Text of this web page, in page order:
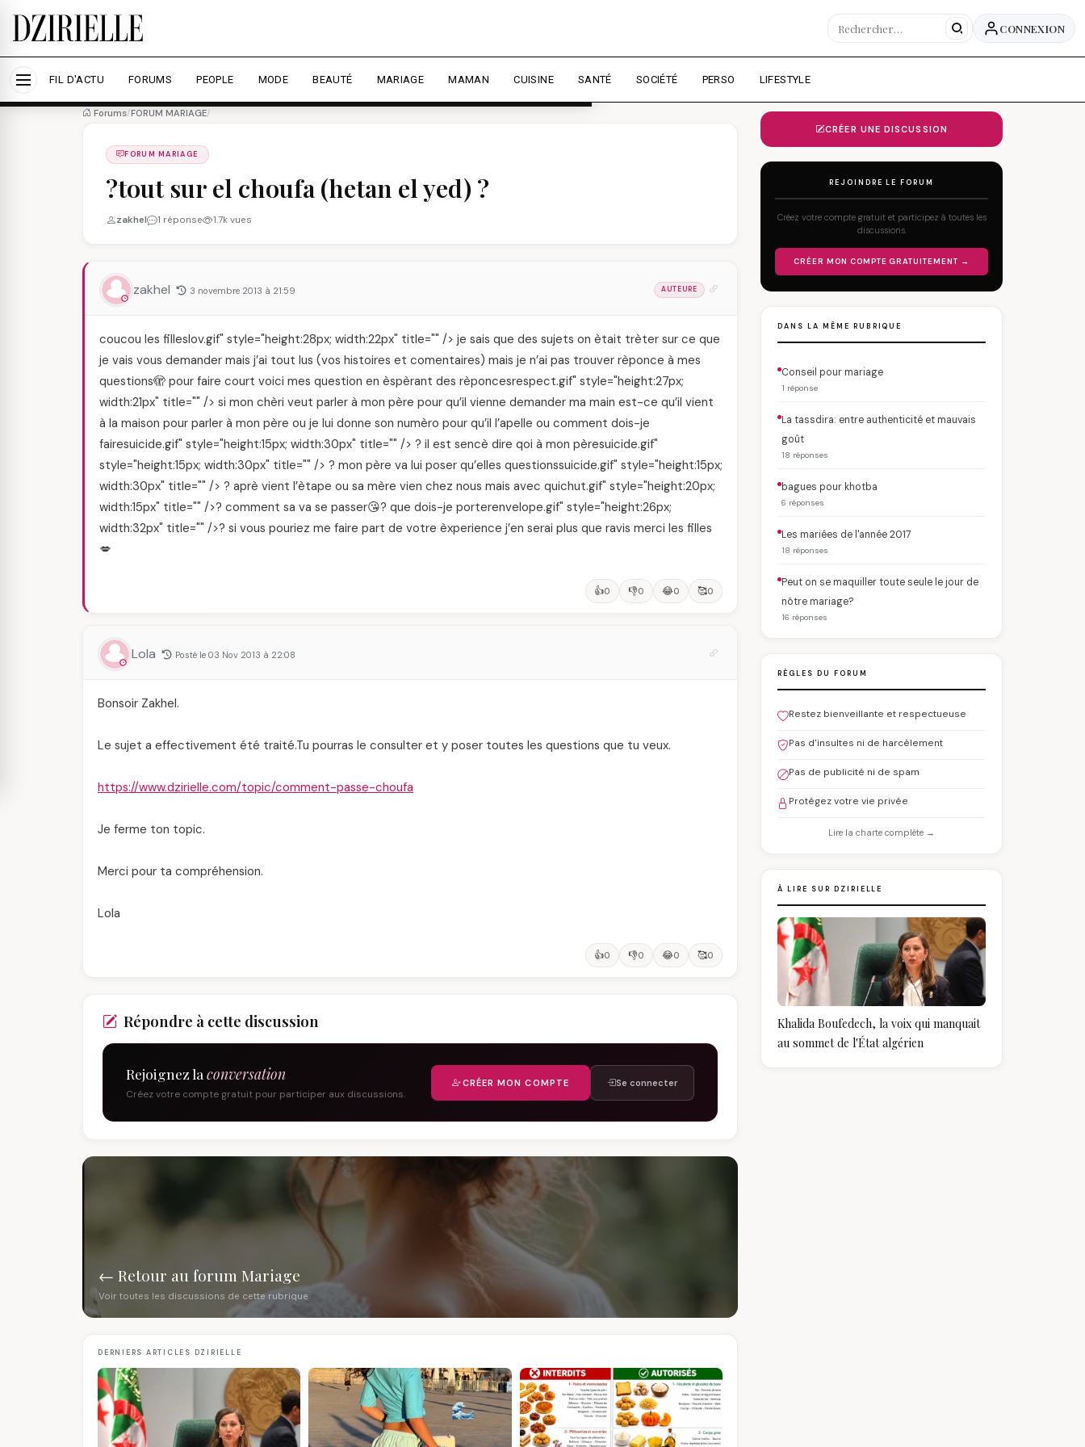
Nous utilisons des cookies pour améliorer votre expérience et mesurer l'audience.
Accepter tout Personnaliser
CONNEXION
FIL D'ACTU FORUMS PEOPLE MODE BEAUTÉ MARIAGE MAMAN CUISINE SANTÉ SOCIÉTÉ PERSO LIFESTYLE
Forums/FORUM MARIAGE/
FORUM MARIAGE
?tout sur el choufa (hetan el yed) ?
zakhel 1 réponse 1.7k vues
zakhel 3 novembre 2013 à 21:59 AUTEURE
coucou les filleslov.gif" style="height:28px; width:22px" title="" /> je sais que des sujets on ètait trèter sur ce que
je vais vous demander mais j’ai tout lus (vos histoires et comentaires) mais je n’ai pas trouver rèponce à mes
questions🫣 pour faire court voici mes question en èspèrant des rèponcesrespect.gif" style="height:27px;
width:21px" title="" /> si mon chèri veut parler à mon père pour qu’il vienne demander ma main est-ce qu’il vient
à la maison pour parler à mon père ou je lui donne son numèro pour qu’il l’apelle ou comment dois-je
fairesuicide.gif" style="height:15px; width:30px" title="" /> ? il est sencè dire qoi à mon pèresuicide.gif"
style="height:15px; width:30px" title="" /> ? mon père va lui poser qu’elles questionssuicide.gif" style="height:15px;
width:30px" title="" /> ? aprè vient l’ètape ou sa mère vien chez nous mais avec quichut.gif" style="height:20px;
width:15px" title="" />? comment sa va se passer😘? que dois-je porterenvelope.gif" style="height:26px;
width:32px" title="" />? si vous pouriez me faire part de votre èxperience j’en serai plus que ravis merci les filles
💋
👍0 👎0 😂0 🥰0
Lola Posté le 03 Nov 2013 à 22:08
Bonsoir Zakhel.
Le sujet a effectivement été traité.Tu pourras le consulter et y poser toutes les questions que tu veux.
https://www.dzirielle.com/topic/comment-passe-choufa
Je ferme ton topic.
Merci pour ta compréhension.
Lola
👍0 👎0 😂0 🥰0
Répondre à cette discussion
Rejoignez la conversation
Créez votre compte gratuit pour participer aux discussions.
CRÉER MON COMPTE Se connecter
← Retour au forum Mariage
Voir toutes les discussions de cette rubrique
DERNIERS ARTICLES DZIRIELLE
CRÉER UNE DISCUSSION
REJOINDRE LE FORUM
Créez votre compte gratuit et participez à toutes les
discussions.
CRÉER MON COMPTE GRATUITEMENT →
DANS LA MÊME RUBRIQUE
Conseil pour mariage
1 réponse
La tassdira: entre authenticité et mauvais
goût
18 réponses
bagues pour khotba
6 réponses
Les mariées de l'année 2017
18 réponses
Peut on se maquiller toute seule le jour de
nôtre mariage?
16 réponses
RÈGLES DU FORUM
Restez bienveillante et respectueuse
Pas d'insultes ni de harcèlement
Pas de publicité ni de spam
Protégez votre vie privée
Lire la charte complète →
À LIRE SUR DZIRIELLE
Khalida Boufedech, la voix qui manquait
au sommet de l'État algérien